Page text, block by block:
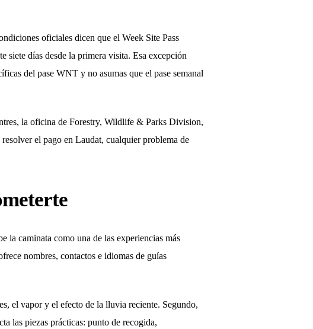
oficiales dicen que el Week Site Pass
siete días desde la primera visita. Esa excepción
del pase WNT y no asumas que el pase semanal
la oficina de Forestry, Wildlife & Parks Division,
el pago en Laudat, cualquier problema de
la caminata como una de las experiencias más
nombres, contactos e idiomas de guías
el vapor y el efecto de la lluvia reciente. Segundo,
las piezas prácticas: punto de recogida,